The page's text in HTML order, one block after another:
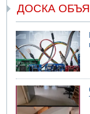
ДОСКА